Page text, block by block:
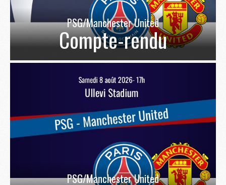
PSG/Manchester United
Compte-rendu
PSG/Manchester United